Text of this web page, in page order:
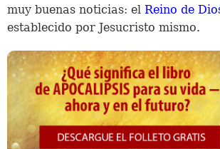
muy buenas noticias: el Reino de
establecido por Jesucristo mismo.